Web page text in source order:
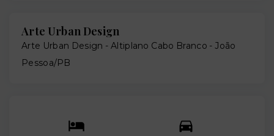
Arte Urban Design
Arte Urban Design -Altiplano Cabo Branco - João
Pessoa/PB